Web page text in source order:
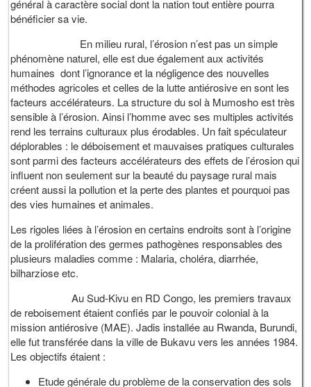
général à caractère social dont la nation tout entière pourra
bénéficier sa vie.
En milieu rural, l’érosion n’est pas un simple
phénomène naturel, elle est due également aux activités
humaines dont l’ignorance et la négligence des nouvelles
méthodes agricoles et celles de la lutte antiérosive en sont les
facteurs accélérateurs. La structure du sol à Mumosho est très
sensible à l’érosion. Ainsi l’homme avec ses multiples activités
rend les terrains culturaux plus érodables. Un fait spéculateur
déplorables : le déboisement et mauvaises pratiques culturales
sont parmi des facteurs accélérateurs des effets de l’érosion qui
influent non seulement sur la beauté du paysage rural mais
créent aussi la pollution et la perte des plantes et pourquoi pas
des vies humaines et animales.
Les rigoles liées à l’érosion en certains endroits sont à l’origine
de la prolifération des germes pathogènes responsables des
plusieurs maladies comme : Malaria, choléra, diarrhée,
bilharziose etc.
Au Sud-Kivu en RD Congo, les premiers travaux
de reboisement étaient confiés par le pouvoir colonial à la
mission antiérosive (MAE). Jadis installée au Rwanda, Burundi,
elle fut transférée dans la ville de Bukavu vers les années 1984.
Les objectifs étaient :
Etude générale du problème de la conservation des sols